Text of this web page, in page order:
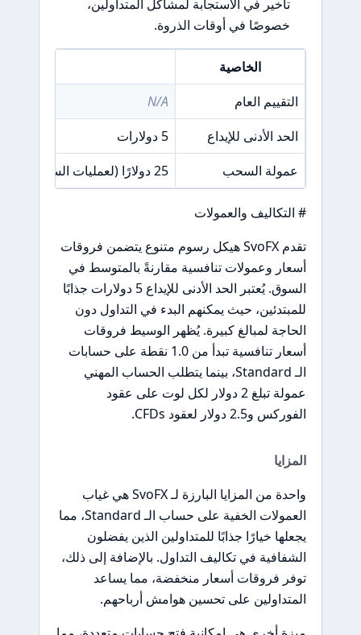
تأخير في الاستجابة لمشاكل المتداولين،
خصوصًا في أوقات الذروة.
الخاصية
التقييم العام
N/A
الحد الأدنى للإيداع
5 دولارات
عمولة السحب
25 دولارًا (لعمليات السحب عبر التحويل البنكي)
# التكاليف والعمولات
تقدم SvoFX هيكل رسوم متنوع يتضمن فروقات
أسعار وعمولات تنافسية مقارنةً بالمتوسط في
السوق. يُعتبر الحد الأدنى للإيداع 5 دولارات جذابًا
للمبتدئين، حيث يمكنهم البدء في التداول دون
الحاجة لمبالغ كبيرة. يُظهر الوسيط فروقات
أسعار تنافسية تبدأ من 1.0 نقطة على حسابات
الـ Standard، بينما يتطلب الحساب المهني
عمولة تبلغ 2 دولار لكل لوت على عقود
الفوركس و2.5 دولار لعقود CFDs.
المزايا
واحدة من المزايا البارزة لـ SvoFX هي غياب
العمولات الخفية على حساب الـ Standard، مما
يجعلها خيارًا جذابًا للمتداولين الذين يفضلون
الشفافية في تكاليف التداول. بالإضافة إلى ذلك،
توفر فروقات أسعار منخفضة، مما يساعد
المتداولين على تحسين هوامش أرباحهم.